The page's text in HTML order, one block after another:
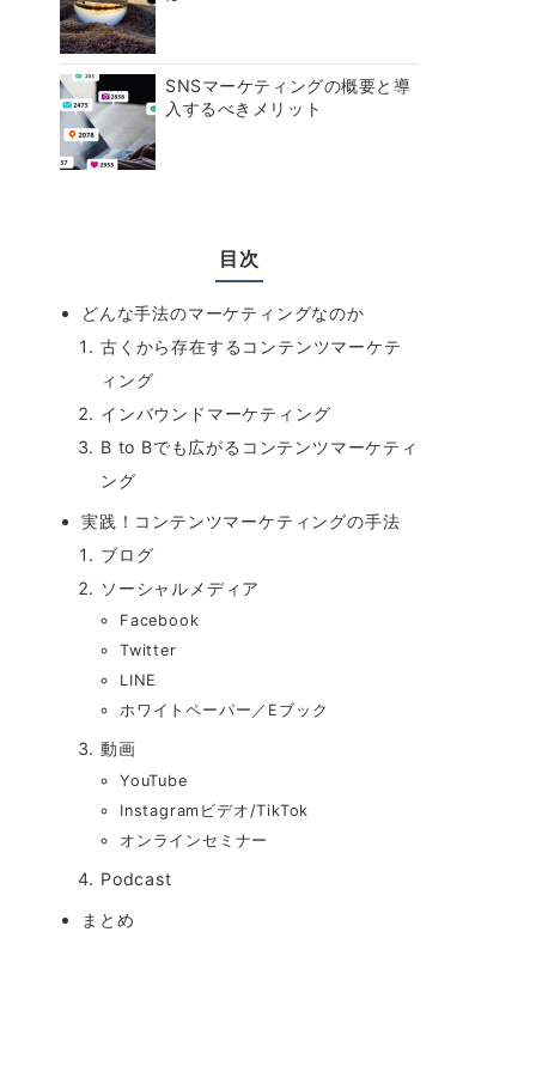
SNSマーケティングの概要と導
入するべきメリット
目次
どんな手法のマーケティングなのか
古くから存在するコンテンツマーケテ
ィング
インバウンドマーケティング
B to Bでも広がるコンテンツマーケティ
ング
実践！コンテンツマーケティングの手法
ブログ
ソーシャルメディア
Facebook
Twitter
LINE
ホワイトペーパー／Eブック
動画
YouTube
Instagramビデオ/TikTok
オンラインセミナー
Podcast
まとめ